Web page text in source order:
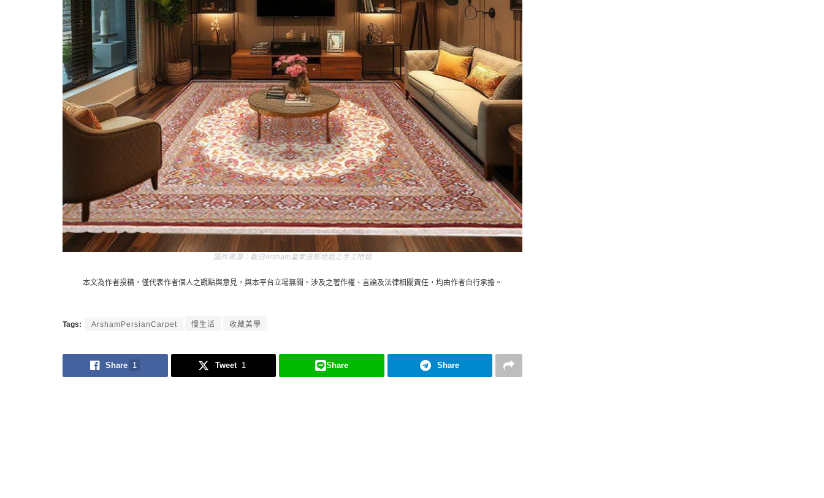
取自Arsham皇家波斯地毯之手工地毯
本文為作者投稿，僅代表作者個人之觀點與意見，與本平台立場無關。涉及之著作權、言論及法律相關責任，均由作者自行承擔。
Tags: ArshamPersianCarpet 慢生活 收藏美學
Share 1 Tweet 1 Share Share